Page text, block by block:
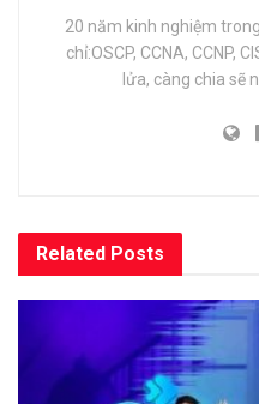
20 năm kinh nghiệm
chỉ:OSCP, CCNA, CCNP,
lửa, càng chia sẽ
Related Posts